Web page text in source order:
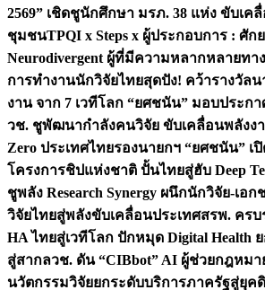
2569” เชิดชูนักศึกษา มรภ. 38 แห่ง ขับเ
ชุมชนTPQI x Steps x ผู้ประกอบการ : ศัก
Neurodivergent ผู้ที่มีความหลากหลายท
การทำงานนักวิจัยไทยสุดปัง! คว้ารางวัลน
งาน จาก 7 เวทีโลก “ยศชนัน” มอบประก
วช. ชูพัฒนากำลังคนวิจัย ขับเคลื่อนพลังงา
Zero ประเทศไทยรองนายกฯ “ยศชนัน” เปิ
โครงการชิปแห่งชาติ ปั้นไทยสู่ฮับ Deep
ชูพลัง Research Synergy ผนึกนักวิจัย-เอ
วิจัยไทยสู่พลังขับเคลื่อนประเทศสรพ. ครบ
HA ไทยสู่เวทีโลก ปักหมุด Digital Health
สู่สากลวช. ดัน “CIBbot” AI ผู้ช่วยกฎหม
นวัตกรรมวิจัยยกระดับบริการภาครัฐสู่ยุค